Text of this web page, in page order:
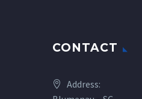
CONTACT
Address: